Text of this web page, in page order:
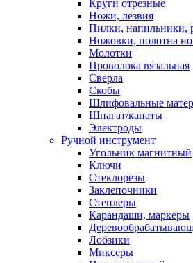
Круги отрезные
Ножи, лезвия
Пилки, напильники,
Ножовки, полотна
Молотки
Проволока вязальная
Сверла
Скобы
Шлифовальные
Шпагат/канаты
Электроды
Ручной инструмент
Угольник магнитный
Ключи
Стеклорезы
Заклепочники
Степлеры
Карандаши, маркеры
Лобзики
Миксеры